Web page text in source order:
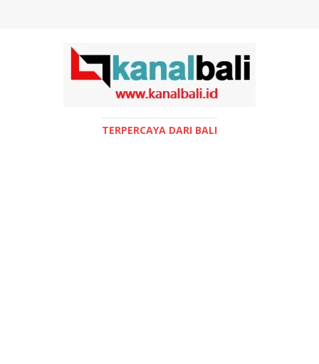
TERPERCAYA DARI BALI